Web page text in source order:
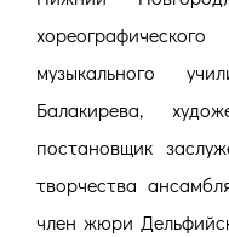
музыкального
Балакирева,
постановщик
творчества
член жюри